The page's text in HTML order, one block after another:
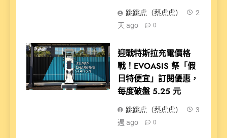
跳跳虎（蔡虎虎）
2
天 ago
0
迎戰特斯拉充電價格
戰！EVOASIS 祭「假
日特便宜」訂閱優惠，
每度破盤 5.25 元
跳跳虎（蔡虎虎）
3
週 ago
0